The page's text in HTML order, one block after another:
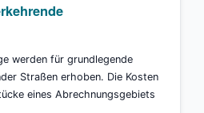
werden für grundlegende
Straßen erhoben. Die Kosten
eines Abrechnungsgebiets